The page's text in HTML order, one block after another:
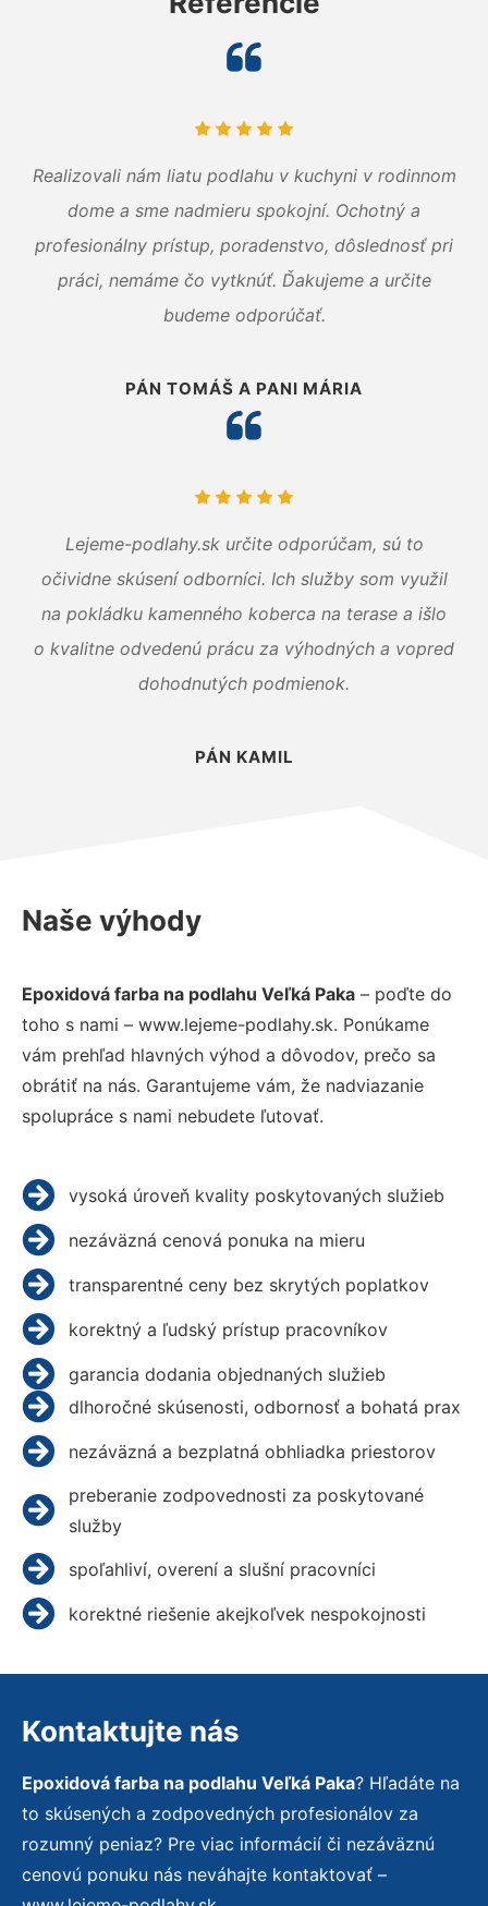
Realizovali nám liatu podlahu v kuchyni v rodinnom
dome a sme nadmieru spokojní. Ochotný a
profesionálny prístup, poradenstvo, dôslednosť pri
práci, nemáme čo vytknúť. Ďakujeme a určite
budeme odporúčať.
PÁN TOMÁŠ A PANI MÁRIA
Lejeme-podlahy.sk určite odporúčam, sú to
očividne skúsení odborníci. Ich služby som využil
na pokládku kamenného koberca na terase a išlo
o kvalitne odvedenú prácu za výhodných a vopred
dohodnutých podmienok.
PÁN KAMIL
Naše výhody
Epoxidová farba na podlahu Veľká Paka – poďte do
toho s nami – www.lejeme-podlahy.sk. Ponúkame
vám prehľad hlavných výhod a dôvodov, prečo sa
obrátiť na nás. Garantujeme vám, že nadviazanie
spolupráce s nami nebudete ľutovať.
vysoká úroveň kvality poskytovaných služieb
nezáväzná cenová ponuka na mieru
transparentné ceny bez skrytých poplatkov
korektný a ľudský prístup pracovníkov
garancia dodania objednaných služieb
dlhoročné skúsenosti, odbornosť a bohatá prax
nezáväzná a bezplatná obhliadka priestorov
preberanie zodpovednosti za poskytované
služby
spoľahliví, overení a slušní pracovníci
korektné riešenie akejkoľvek nespokojnosti
Kontaktujte nás
Epoxidová farba na podlahu Veľká Paka? Hľadáte na
to skúsených a zodpovedných profesionálov za
rozumný peniaz? Pre viac informácií či nezáväznú
cenovú ponuku nás neváhajte kontaktovať –